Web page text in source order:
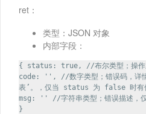
ret：
类型：JSON 对象
内部字段：
{ status: true, //布尔类型；操作
code: '', //数字类型；错误码，详
表’。，仅当 status 为 false 时有值
msg: '' //字符串类型；错误描述
}